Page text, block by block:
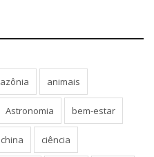
animais
Astronomia bem-estar
china ciência